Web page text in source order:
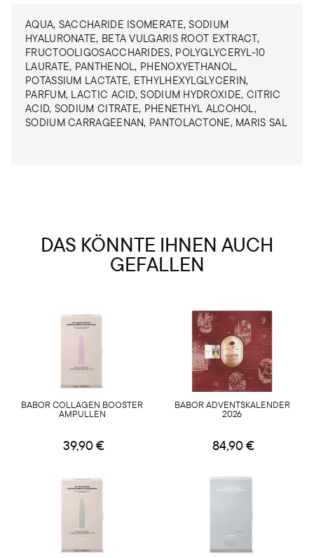
AQUA, SACCHARIDE ISOMERATE, SODIUM
HYALURONATE, BETA VULGARIS ROOT EXTRACT,
FRUCTOOLIGOSACCHARIDES, POLYGLYCERYL-10
LAURATE, PANTHENOL, PHENOXYETHANOL,
POTASSIUM LACTATE, ETHYLHEXYLGLYCERIN,
PARFUM, LACTIC ACID, SODIUM HYDROXIDE, CITRIC
ACID, SODIUM CITRATE, PHENETHYL ALCOHOL,
SODIUM CARRAGEENAN, PANTOLACTONE, MARIS SAL
DAS KÖNNTE IHNEN AUCH
GEFALLEN
BABOR COLLAGEN BOOSTER
AMPULLEN
39,90 €
BABOR ADVENTSKALENDER
2026
84,90 €